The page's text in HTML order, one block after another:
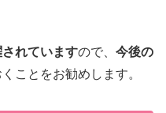
れていますので、 今後の
ことをお勧めします。